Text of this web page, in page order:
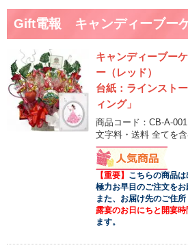
Gift電報 キャンディーブー
キャンディーブー
ー（レッド）
台紙：ラインスト
ィング」
商品コード：CB-A-
文字料・送料 全てを含
【重要】 こちらの商品は
極力お早目のご注文をお
また、お届け先のご住所
露宴のお日にちと開宴時
ます。